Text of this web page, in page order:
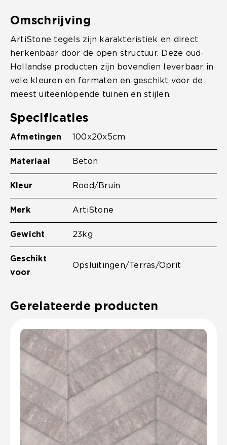
Omschrijving
ArtiStone tegels zijn karakteristiek en direct
herkenbaar door de open structuur. Deze oud-
Hollandse producten zijn bovendien leverbaar in
vele kleuren en formaten en geschikt voor de
meest uiteenlopende tuinen en stijlen.
Specificaties
Afmetingen 100x20x5cm
Materiaal Beton
Kleur Rood/Bruin
Merk ArtiStone
Gewicht 23kg
Geschikt
voor
Opsluitingen/Terras/Oprit
Gerelateerde producten